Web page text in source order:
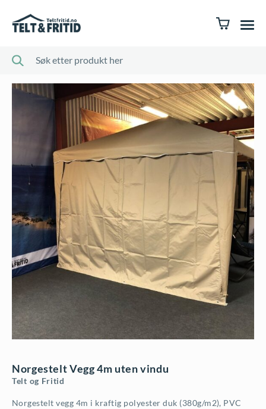
Norgestelt Vegg 4m uten vindu
Telt og Fritid
Norgestelt vegg 4m i kraftig polyester duk (380g/m2), PVC